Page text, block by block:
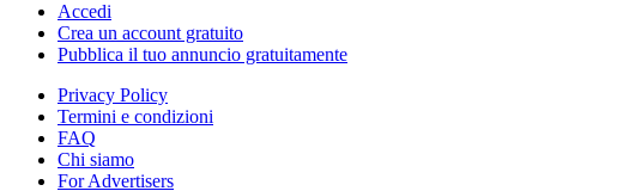
Accedi
Crea un account gratuito
Pubblica il tuo annuncio gratuitamente
Privacy Policy
Termini e condizioni
FAQ
Chi siamo
For Advertisers